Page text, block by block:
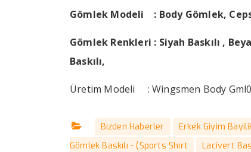
Gömlek Modeli : Body Gömlek,
Gömlek Renkleri : Siyah Baskılı ,
Baskılı,
Üretim Modeli : Wingsmen Body
Bizden Haberler Erkek Giyim
Gömlek Baskılı - (Sports Shirt
Lacivert